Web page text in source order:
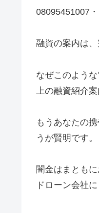
08095451007
融資の案内は
なぜこのよう
上の融資紹介
もうあなたの
うが賢明です。
闇金はまとも
ドローン会社に